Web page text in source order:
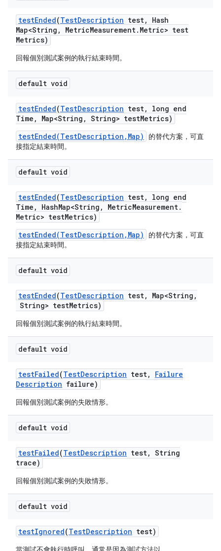
testEnded(TestDescription test,
Hash
Map<String , MetricMeasurement. Metric> test
Metrics)
回報個別測試案例的執行結束時間。
default void
testEnded(TestDescription test,
long end
Time , Map<String , String> testMetrics)
testEnded(TestDescription,Map)
的替代方案，可直
接指定結束時間。
default void
testEnded(TestDescription test,
long end
Time , HashMap<String , MetricMeasurement.
Metric> testMetrics)
testEnded(TestDescription,Map)
的替代方案，可直
接指定結束時間。
default void
testEnded(TestDescription test, Map<String ,
String> testMetrics)
回報個別測試案例的執行結束時間。
default void
testFailed(TestDescription test,
Failure
Description failure)
回報個別測試案例的失敗情形。
default void
testFailed(TestDescription test, String
trace)
回報個別測試案例的失敗情形。
default void
testIgnored(TestDescription test)